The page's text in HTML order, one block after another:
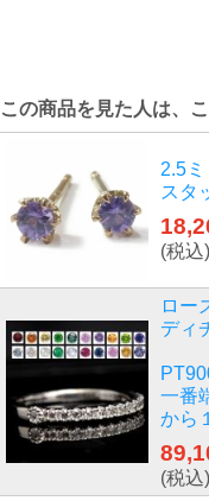
この商品を見た人は、
2.5
スタ
(税込)
ロー
ディ
一番
から
(税込)